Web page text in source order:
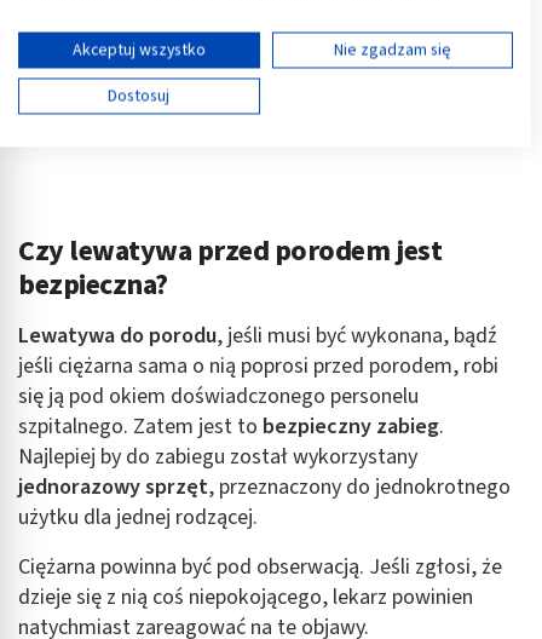
Czy lewatywa przed porodem jest
bezpieczna?
Lewatywa do porodu, jeśli musi być wykonana, bądź
jeśli ciężarna sama o nią poprosi przed porodem, robi
się ją pod okiem doświadczonego personelu
szpitalnego. Zatem jest to bezpieczny zabieg.
Najlepiej by do zabiegu został wykorzystany
jednorazowy sprzęt, przeznaczony do jednokrotnego
użytku dla jednej rodzącej.
Ciężarna powinna być pod obserwacją. Jeśli zgłosi, że
dzieje się z nią coś niepokojącego, lekarz powinien
natychmiast zareagować na te objawy.
Wyświetl listę partnerów (11 dostawców IAB)
Używamy Twoich danych w następujących celach:
Cele przetwarzania IAB:
wyboru reklam
Tworzenie profili w celu spersonalizowanych
Wykorzystanie profili do wyboru
spersonalizowanych reklam
Tworzenie profili w celu personalizacji treści
Wykorzystywanie profili w celu doboru
spersonalizowanych treści
Pomiar efektywności treści
Akceptuj wszystko
Nie zgadzam się
Dostosuj